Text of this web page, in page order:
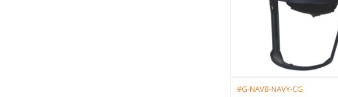
#G-NAVB-NAVY-CG